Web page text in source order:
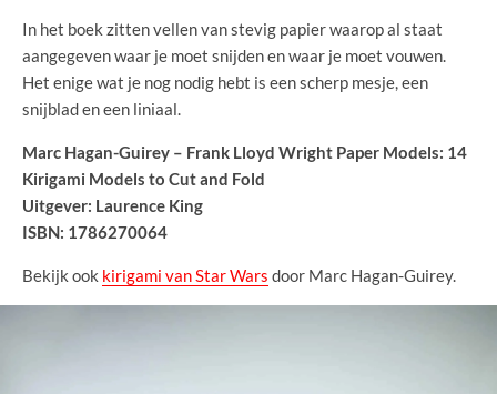
In het boek zitten vellen van stevig papier waarop al staat
aangegeven waar je moet snijden en waar je moet vouwen.
Het enige wat je nog nodig hebt is een scherp mesje, een
snijblad en een liniaal.
Marc Hagan-Guirey – Frank Lloyd Wright Paper Models: 14
Kirigami Models to Cut and Fold
Uitgever: Laurence King
ISBN: 1786270064
Bekijk ook kirigami van Star Wars door Marc Hagan-Guirey.